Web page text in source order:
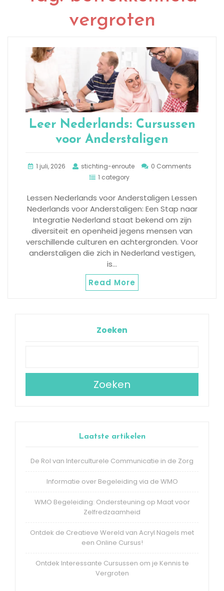
vergroten
Leer Nederlands: Cursussen
voor Anderstaligen
1 juli, 2026 stichting-enroute
0 Comments
1 category
Lessen Nederlands voor Anderstaligen Lessen
Nederlands voor Anderstaligen: Een Stap naar
Integratie Nederland staat bekend om zijn
diversiteit en openheid jegens mensen van
verschillende culturen en achtergronden. Voor
anderstaligen die zich in Nederland vestigen,
is…
Read More
Zoeken
Zoeken
Laatste artikelen
De Rol van Interculturele Communicatie in de Zorg
Informatie over Begeleiding via de WMO
WMO Begeleiding: Ondersteuning op Maat voor
Zelfredzaamheid
Ontdek de Creatieve Wereld van Acryl Nagels met
een Online Cursus!
Ontdek Interessante Cursussen om je Kennis te
Vergroten